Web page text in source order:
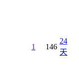
1 146
24
天